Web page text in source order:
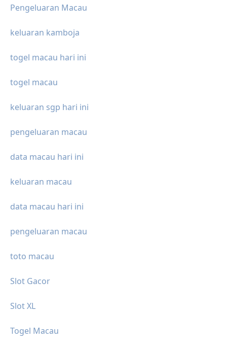
Pengeluaran Macau
keluaran kamboja
togel macau hari ini
togel macau
keluaran sgp hari ini
pengeluaran macau
data macau hari ini
keluaran macau
data macau hari ini
pengeluaran macau
toto macau
Slot Gacor
Slot XL
Togel Macau